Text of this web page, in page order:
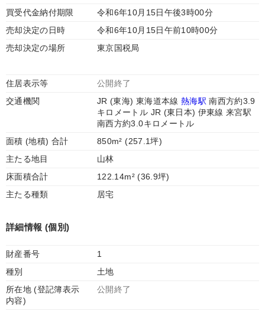
買受代金納付期限
令和6年10月15日午後3時00分
売却決定の日時
令和6年10月15日午前10時00分
売却決定の場所
東京国税局
住居表示等
公開終了
交通機関
JR (東海) 東海道本線 熱海駅 南西方約3.9
キロメートル JR (東日本) 伊東線 来宮駅
南西方約3.0キロメートル
面積 (地積) 合計
850m² (257.1坪)
主たる地目
山林
床面積合計
122.14m² (36.9坪)
主たる種類
居宅
詳細情報 (個別)
財産番号
1
種別
土地
所在地 (登記簿表示
内容)
公開終了